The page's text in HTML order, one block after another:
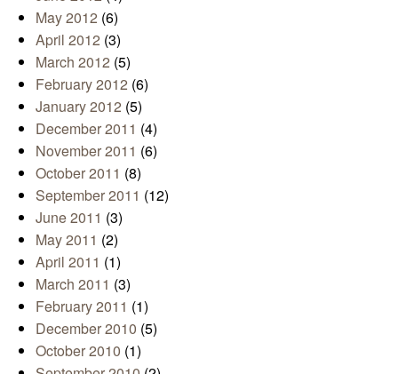
May 2012 (6)
April 2012 (3)
March 2012 (5)
February 2012 (6)
January 2012 (5)
December 2011 (4)
November 2011 (6)
October 2011 (8)
September 2011 (12)
June 2011 (3)
May 2011 (2)
April 2011 (1)
March 2011 (3)
February 2011 (1)
December 2010 (5)
October 2010 (1)